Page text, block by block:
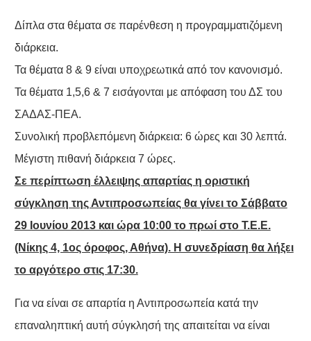
Δίπλα στα θέματα σε παρένθεση η προγραμματιζόμενη
διάρκεια.
Τα θέματα 8 & 9 είναι υποχρεωτικά από τον κανονισμό.
Τα θέματα 1,5,6 & 7 εισάγονται με απόφαση του ΔΣ του
ΣΑΔΑΣ-ΠΕΑ.
Συνολική προβλεπόμενη διάρκεια: 6 ώρες και 30 λεπτά.
Μέγιστη πιθανή διάρκεια 7 ώρες.
Σε περίπτωση έλλειψης απαρτίας η οριστική
σύγκληση της Αντιπροσωπείας θα γίνει το Σάββατο
29 Ιουνίου 2013 και ώρα 10:00 το πρωί στο Τ.Ε.Ε.
(Νίκης 4, 1ος όροφος, Αθήνα). Η συνεδρίαση θα λήξει
το αργότερο στις 17:30.
Για να είναι σε απαρτία η Αντιπροσωπεία κατά την
επαναληπτική αυτή σύγκλησή της απαιτείται να είναι